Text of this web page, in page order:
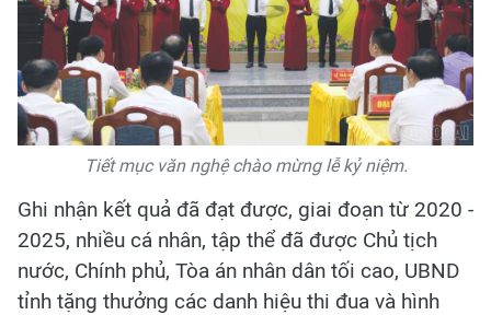
Tiết mục văn nghệ chào mừng lễ kỷ niệm.
Ghi nhận kết quả đã đạt được, giai đoạn từ 2020 -
2025, nhiều cá nhân, tập thể đã được Chủ tịch
nước, Chính phủ, Tòa án nhân dân tối cao, UBND
tỉnh tặng thưởng các danh hiệu thi đua và hình